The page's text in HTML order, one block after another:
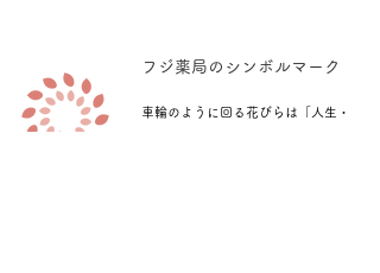
​フジ薬局のシンボルマーク
車輪のように回る花びらは「人生・